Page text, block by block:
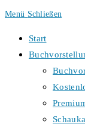
Menü Schließen
Start